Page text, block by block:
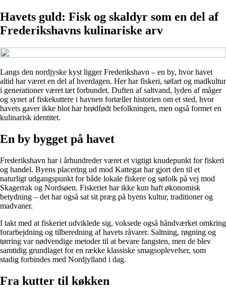
Havets guld: Fisk og skaldyr som en del af
Frederikshavns kulinariske arv
Langs den nordjyske kyst ligger Frederikshavn – en by, hvor havet
altid har været en del af hverdagen. Her har fiskeri, søfart og madkultur
i generationer været tæt forbundet. Duften af saltvand, lyden af måger
og synet af fiskekuttere i havnen fortæller historien om et sted, hvor
havets gaver ikke blot har brødfødt befolkningen, men også formet en
kulinarisk identitet.
En by bygget på havet
Frederikshavn har i århundreder været et vigtigt knudepunkt for fiskeri
og handel. Byens placering ud mod Kattegat har gjort den til et
naturligt udgangspunkt for både lokale fiskere og søfolk på vej mod
Skagerrak og Nordsøen. Fiskeriet har ikke kun haft økonomisk
betydning – det har også sat sit præg på byens kultur, traditioner og
madvaner.
I takt med at fiskeriet udviklede sig, voksede også håndværket omkring
forarbejdning og tilberedning af havets råvarer. Saltning, røgning og
tørring var nødvendige metoder til at bevare fangsten, men de blev
samtidig grundlaget for en række klassiske smagsoplevelser, som
stadig forbindes med Nordjylland i dag.
Fra kutter til køkken